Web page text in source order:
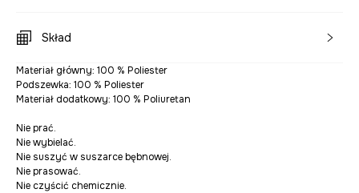
Skład
Materiał główny: 100 % Poliester
Podszewka: 100 % Poliester
Materiał dodatkowy: 100 % Poliuretan
Nie prać.
Nie wybielać.
Nie suszyć w suszarce bębnowej.
Nie prasować.
Nie czyścić chemicznie.